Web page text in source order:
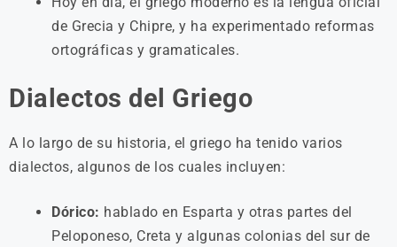
de Grecia y Chipre, y ha experimentado reformas
ortográficas y gramaticales.
Dialectos del Griego
A lo largo de su historia, el griego ha tenido varios
dialectos, algunos de los cuales incluyen:
Dórico: hablado en Esparta y otras partes del
Peloponeso, Creta y algunas colonias del sur de